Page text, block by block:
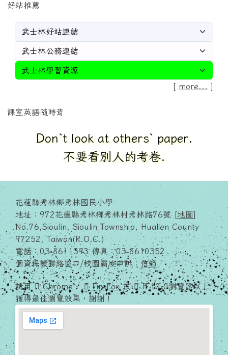
好站推薦
[ more... ]
課室英語隨時背
Take out your textbook.
拿出你的課本.
花蓮縣秀林鄉秀林國民小學
地址：972花蓮縣秀林鄉秀林村秀林路76號 [地圖]
No.76,Sioulin, Sioulin Township, Hualien County
97252, Taiwan(R.O.C.)
電話：03-8611393 傳真：03-8610352
個資保護聯絡窗口/校園霸凌申訴： 信箱
請用 Chrome、 FireFox或
IE10.0瀏覽器以上
獲得最佳瀏覽效果，謝謝！